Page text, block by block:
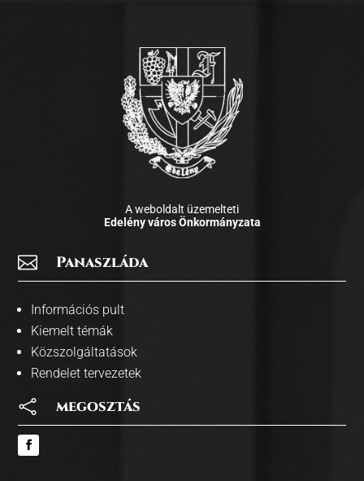
A weboldalt üzemelteti
Edelény város Önkormányzata
 Panaszláda
Információs pult
Kiemelt témák
Közszolgáltatások
Rendelet tervezetek
 megosztás